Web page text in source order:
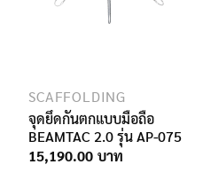
SCAFFOLDING
จุดยึดกันตกแบบมือถือ
BEAMTAC 2.0 รุ่น AP-075
15,190.00